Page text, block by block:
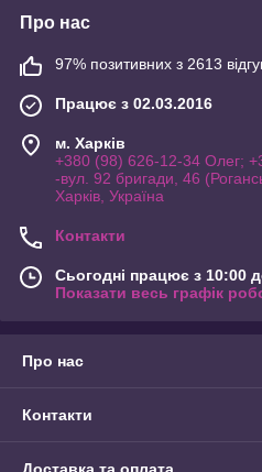
Про нас
97% позитивних з 2613
Працює з 02.03.2016
м. Харків
+380 (98) 626-12-34 Олег;
-вул. 92 бригади, 46
Харків, Україна
Контакти
Сьогодні працює з 10:00
Показати весь графік
Про нас
Контакти